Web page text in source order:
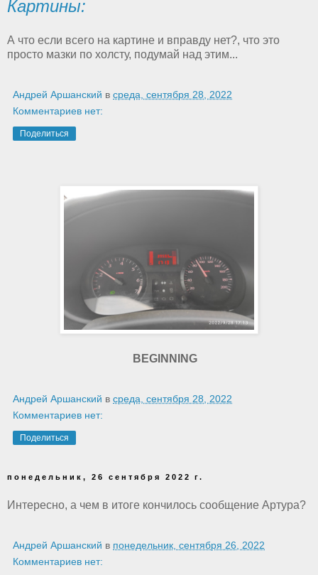
Картины:
А что если всего на картине и вправду нет?, что это
просто мазки по холсту, подумай над этим...
Андрей Аршанский в среда, сентября 28, 2022
Комментариев нет:
Поделиться
BEGINNING
Андрей Аршанский в среда, сентября 28, 2022
Комментариев нет:
Поделиться
понедельник, 26 сентября 2022 г.
Интересно, а чем в итоге кончилось сообщение Артура?
Андрей Аршанский в понедельник, сентября 26, 2022
Комментариев нет: